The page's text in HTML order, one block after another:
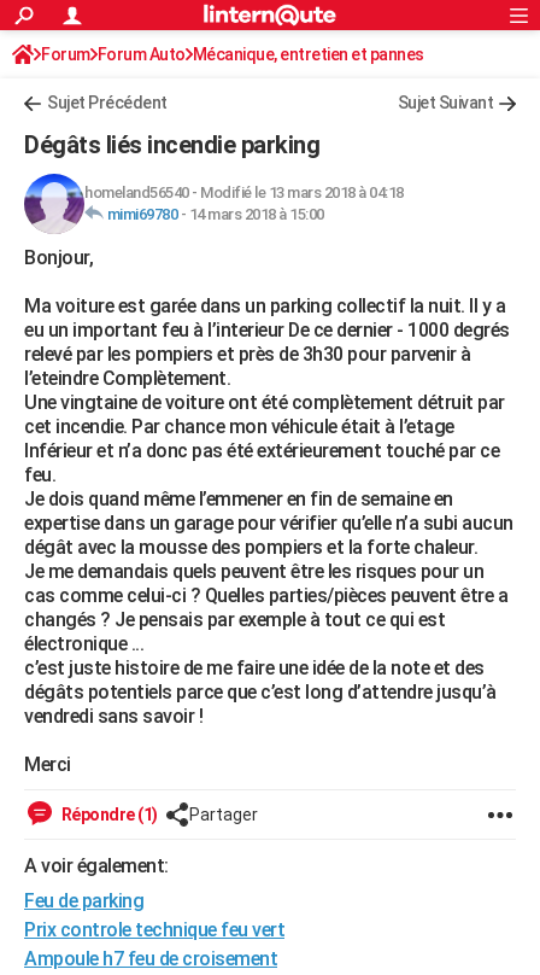
ACTUALITÉS
Politique
Société
Faits Divers
Education
Monde
Villes
+
FINANCE
Retraite
Impôts
Epargne
Immobilier
Risques naturels par ville
Banque
Assurance
Crédit
AUTO
Essais
Réserver un essai
Citadines
Berlines
SUV
Forum auto
+HIGH-TECH
Mobiles
Meilleur smartphone
Internet
Ordinateurs
Jeux vidéo
Guide high-tech
+BRICOLAGE
Forum
Aménagement intérieur
Extérieur
Cuisine
Salle de bains
Jardinage
Rangement
WEEK-END
Guides de France
Escapades
Patrimoine
Expositions
Musées
Week-end nature
LIFESTYLE
Art de vivre
Bien-être
Loisirs
ModeModes de vie
SANTE
Alimentation
Guide de la santé
Maladies
Médicaments
Sommeil
VOYAGE
Destinations
City break
Voyage nature
Voyage de noces
Forum
Climat
PHOTO
GUIDES D'ACHAT
BONS PLANS
CARTE DE VOEUX
Carte de Noël
Carte Bonne année
Carte Saint-Valentin
Carte Pâques
Carte d'anniversaire
DICTIONNAIRE
Dictionnaire
Biographies
Citations
Expressions
Proverbes
PROGRAMME TV
COPAINS D'AVANT
S'inscrire
Se connecter
Lycées
Collèges
Primaires
Universités
Entreprises
Service militaire
Avis de recherche
AVIS DE DÉCÈS
FORUM
Rechercher
S'inscrire
Connexion
Forum Forum Auto Mécanique, entretien et pannes
Sujet Précédent Sujet Suivant
Dégâts liés incendie parking
homeland56540- Modifié le 13 mars 2018 à 04:18
mimi69780- 14 mars 2018 à 15:00
Bonjour,
Ma voiture est garée dans un parking collectif la nuit. Il y a
eu un important feu à l’interieur De ce dernier - 1000 degrés
relevé par les pompiers et près de 3h30 pour parvenir à
l’eteindre Complètement.
Une vingtaine de voiture ont été complètement détruit par
cet incendie. Par chance mon véhicule était à l’etage
Inférieur et n’a donc pas été extérieurement touché par ce
feu.
Je dois quand même l’emmener en fin de semaine en
expertise dans un garage pour vérifier qu’elle n’a subi aucun
dégât avec la mousse des pompiers et la forte chaleur.
Je me demandais quels peuvent être les risques pour un
cas comme celui-ci ? Quelles parties/pièces peuvent être a
changés ? Je pensais par exemple à tout ce qui est
électronique ...
c’est juste histoire de me faire une idée de la note et des
dégâts potentiels parce que c’est long d’attendre jusqu’à
vendredi sans savoir !
Merci
Répondre (1) Partager
A voir également:
Feu de parking
Prix controle technique feu vert
Ampoule h7 feu de croisement